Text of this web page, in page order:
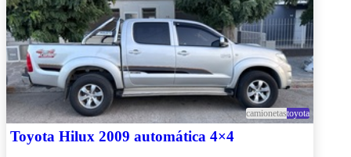
camionetastoyota
Toyota Hilux 2009 automática 4×4